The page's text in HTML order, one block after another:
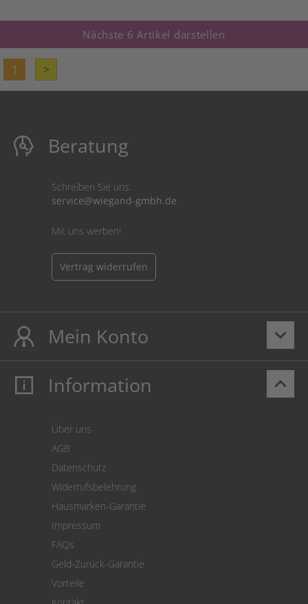
Nächste 6 Artikel darstellen
1 >
Beratung
Schreiben Sie uns:
service@wiegand-gmbh.de
Mit uns werben!
Vertrag widerrufen
keyboard_arrow_down
Mein Konto
Mein Konto
Cookie Einstellungen
keyboard_arrow_up
Information
Über uns
AGB
Datenschutz
Widerrufsbelehrung
Hausmarken-Garantie
Impressum
FAQs
Geld-Zurück-Garantie
Vorteile